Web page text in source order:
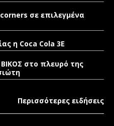
σε επιλεγμένα
η Coca Cola 3E
στο πλευρό της
Περισσότερες ειδήσεις